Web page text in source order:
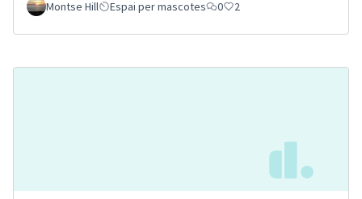
Montse Hill
Espai per mascotes 0 2